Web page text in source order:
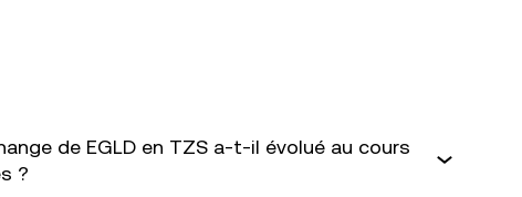
de EGLD en TZS a-t-il évolué au cours
?